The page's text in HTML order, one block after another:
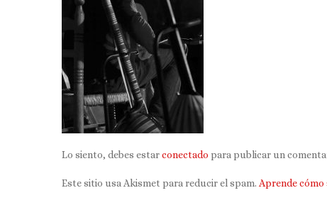
Lo siento, debes estarconectado para publicar un
Este sitio usa Akismet para reducir el spam. Aprende